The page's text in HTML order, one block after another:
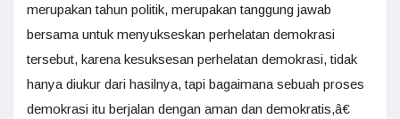
merupakan tahun politik, merupakan tanggung jawab
bersama untuk menyukseskan perhelatan demokrasi
tersebut, karena kesuksesan perhelatan demokrasi, tidak
hanya diukur dari hasilnya, tapi bagaimana sebuah proses
demokrasi itu berjalan dengan aman dan demokratis,â€